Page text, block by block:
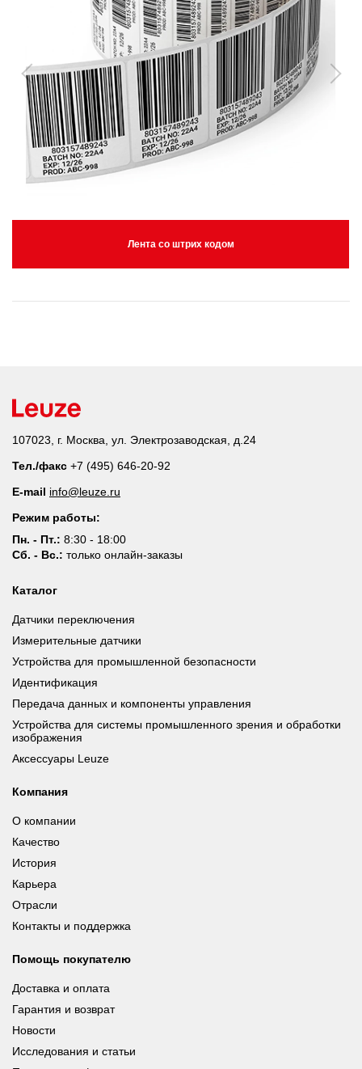
Лента со штрих кодом
107023, г. Москва, ул. Электрозаводская, д.24
Тел./факс +7 (495) 646-20-92
E-mail info@leuze.ru
Режим работы:
Пн. - Пт.: 8:30 - 18:00
Сб. - Вс.: только онлайн-заказы
Каталог
Датчики переключения
Измерительные датчики
Устройства для промышленной безопасности
Идентификация
Передача данных и компоненты управления
Устройства для системы промышленного зрения и обработки
изображения
Аксессуары Leuze
Компания
О компании
Качество
История
Карьера
Отрасли
Контакты и поддержка
Помощь покупателю
Доставка и оплата
Гарантия и возврат
Новости
Исследования и статьи